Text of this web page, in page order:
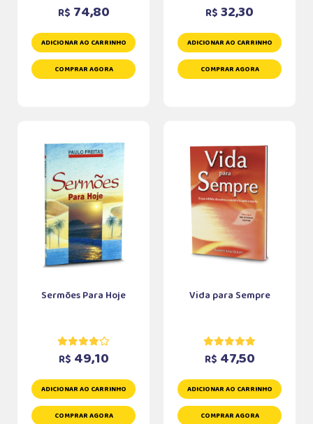
R$ 74,80
ADICIONAR AO CARRINHO
COMPRAR AGORA
R$ 32,30
ADICIONAR AO CARRINHO
COMPRAR AGORA
Sermões Para Hoje
R$ 49,10
ADICIONAR AO CARRINHO
COMPRAR AGORA
Vida para Sempre
R$ 47,50
ADICIONAR AO CARRINHO
COMPRAR AGORA